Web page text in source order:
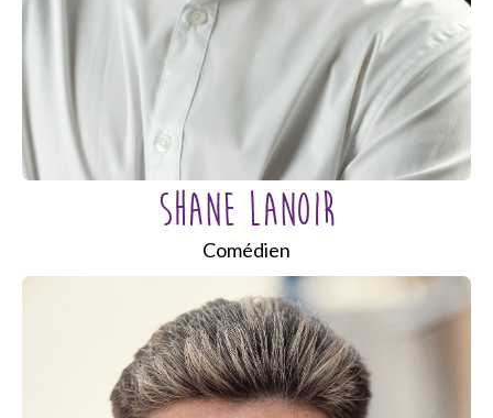
SHANE LANOIR
Comédien